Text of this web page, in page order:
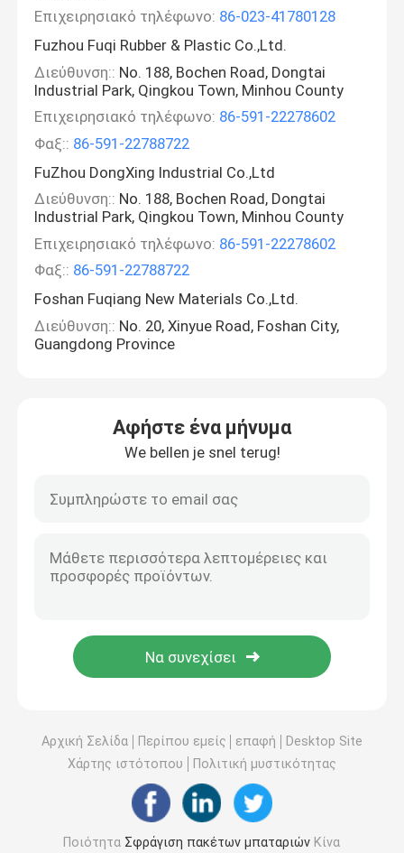
Επιχειρησιακό τηλέφωνο: 86-023-41780128
Fuzhou Fuqi Rubber & Plastic Co.,Ltd.
Διεύθυνση:: No. 188, Bochen Road, Dongtai
Industrial Park, Qingkou Town, Minhou County
Επιχειρησιακό τηλέφωνο: 86-591-22278602
Φαξ:: 86-591-22788722
FuZhou DongXing Industrial Co.,Ltd
Διεύθυνση:: No. 188, Bochen Road, Dongtai
Industrial Park, Qingkou Town, Minhou County
Επιχειρησιακό τηλέφωνο: 86-591-22278602
Φαξ:: 86-591-22788722
Foshan Fuqiang New Materials Co.,Ltd.
Διεύθυνση:: No. 20, Xinyue Road, Foshan City,
Guangdong Province
Αφήστε ένα μήνυμα
We bellen je snel terug!
Αρχική Σελίδα Περίπου εμείς επαφή
Desktop Site
Χάρτης ιστότοπου
Πολιτική μυστικότητας
Ποιότητα Σφράγιση πακέτων μπαταριών Κίνα